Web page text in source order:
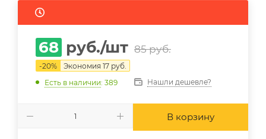
68 руб./шт 85руб.
-20% Экономия 17 руб.
Есть в наличии: 389 Нашли дешевле?
В корзину